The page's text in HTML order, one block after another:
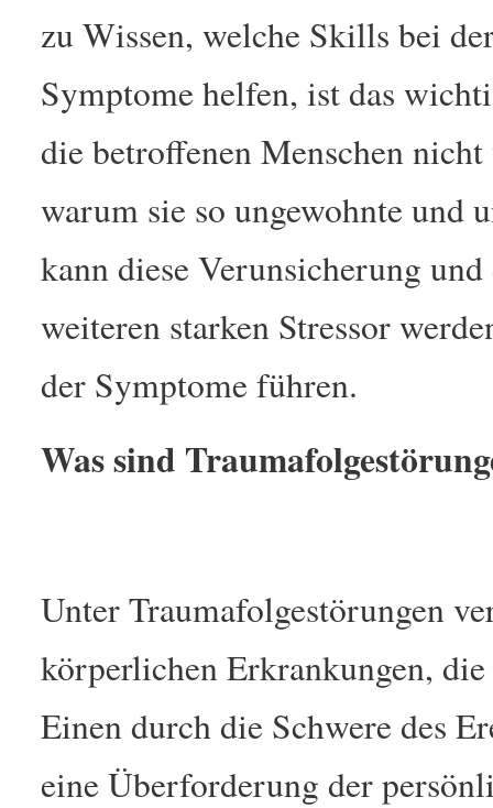
zu Wissen, welche Skills bei
Symptome helfen, ist das
die betroffenen Menschen
warum sie so ungewohnte und
kann diese Verunsicherung
weiteren starken Stressor
der Symptome führen.
Was sind
Unter Traumafolgestörungen
körperlichen Erkrankungen,
Einen durch die Schwere des
eine Überforderung der